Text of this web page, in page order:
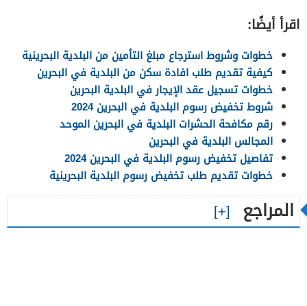
اقرأ أيضًا:
خطوات وشروط استرجاع مبلغ التأمين من البلدية البحرينية
كيفية تقديم طلب افادة سكن من البلدية في البحرين
خطوات تسجيل عقد الإيجار في البلدية البحرين
شروط تخفيض رسوم البلدية في البحرين 2024
رقم مكافحة الحشرات البلدية في البحرين الموحد
المجالس البلدية في البحرين
تفاصيل تخفيض رسوم البلدية في البحرين 2024
خطوات تقديم طلب تخفيض رسوم البلدية البحرينية
المراجع